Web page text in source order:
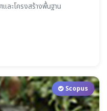
ละโครงสร้างพื้นฐาน
Scopus